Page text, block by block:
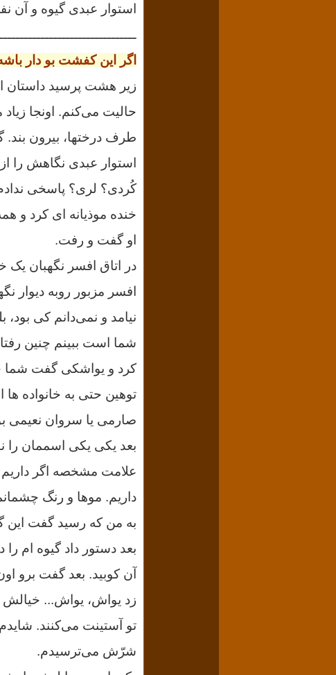
استوار عبدی گیوه و آن
اگر این کفشت بو دار
زیر هشت پرسید داستان
حالیت می‌کنم. اونجا
طرف درختها، بیرون بند.
استوار عبدی نگاهش را
کُردی؟ لری؟ پاسخی
خنده موذیانه ای کرد و
او گفت و رفت.
در اتاق افسر نگهبان
افسر مزبور روبه دیوار
نیامد و نمی‌دانم کی
شما است ببینم چنین
کرد و یواشکی گفت شما
توهین حتی به خانواده ها
صارمی یا سروان نعیمی
بعد یکی یکی اسممان را
علامت مشخصه اگر
داریم. موها و رنگ
به من که رسید گفت این
بعد دستور داد گیوه ام
آن کوبید. بعد گفت برو
زد یواش‌، یواش‌...
تو آستینت می‌کنند.
شرّش می‌ترسیدم.